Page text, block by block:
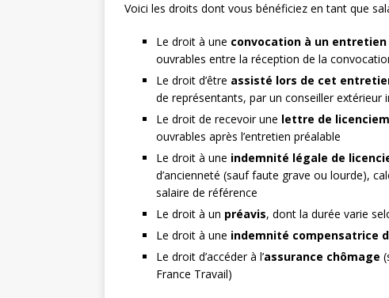
Voici les droits dont vous bénéficiez en tant que
Le droit à une convocation à un entretien
ouvrables entre la réception de la
Le droit d’être assisté lors de cet
de représentants, par un conseiller extérieur
Le droit de recevoir une lettre de
ouvrables après l’entretien préalable
Le droit à une indemnité légale de
d’ancienneté (sauf faute grave ou lourde),
salaire de référence
Le droit à un préavis, dont la durée varie
Le droit à une indemnité compensatrice
Le droit d’accéder à l’assurance chômage
France Travail)